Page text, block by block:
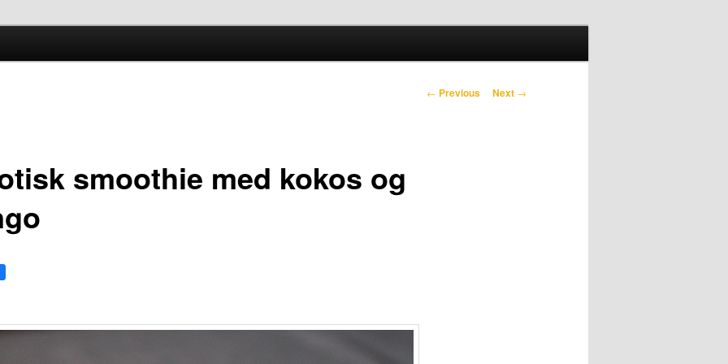
Search
Post navigation
← Previous Next →
smoothie med kokos og